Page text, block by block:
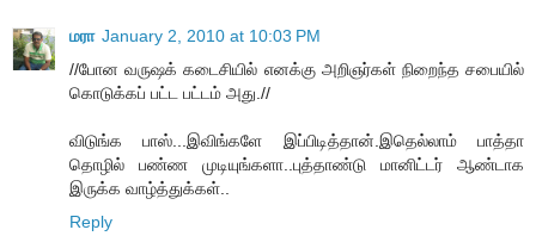
மரா January 2, 2010 at 10:03 PM
//போன வருஷக் கடைசியில் எனக்கு அறிஞர்கள் நிறைந்த சபையில்
கொடுக்கப் பட்ட பட்டம் அது.//
விடுங்க பாஸ்...இவிங்களே இப்பிடித்தான்.இதெல்லாம் பாத்தா
தொழில் பண்ண முடியுங்களா..புத்தாண்டு மானிட்டர் ஆண்டாக
இருக்க வாழ்த்துக்கள்..
Reply